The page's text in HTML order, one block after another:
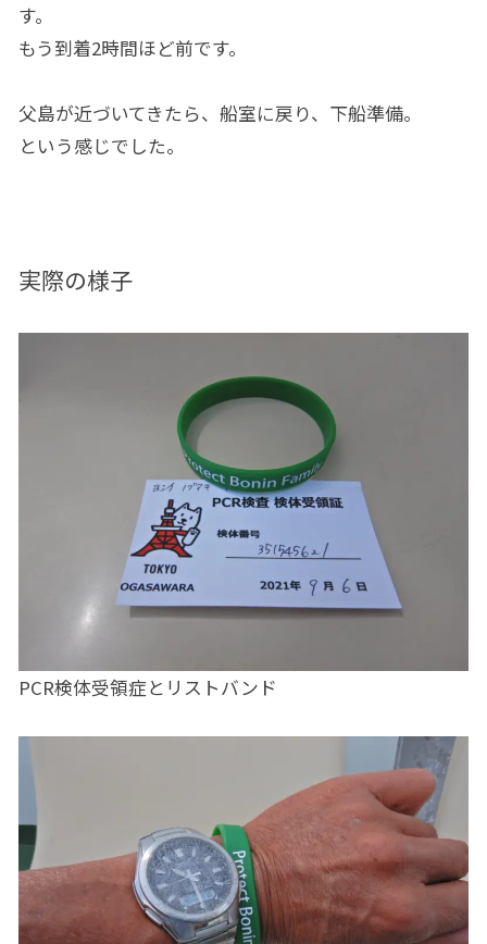
す。
もう到着2時間ほど前です。
父島が近づいてきたら、船室に戻り、下船準備。
という感じでした。
実際の様子
PCR検体受領症とリストバンド